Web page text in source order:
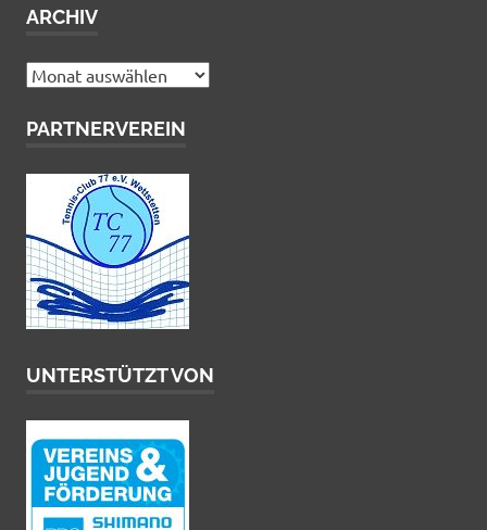
ARCHIV
Archiv
PARTNERVEREIN
UNTERSTÜTZT VON